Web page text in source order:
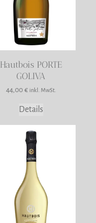
Hautbois PORTE
GOLIVA
44,00 € inkl. MwSt.
Details